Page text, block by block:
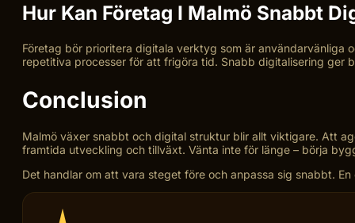
Hur Kan Företag I Malmö Snabbt
Företag bör prioritera digitala verktyg som är
repetitiva processer för att frigöra tid. Snabb digitalisering ger
Conclusion
Malmö växer snabbt och digital struktur blir allt viktigare. Att
framtida utveckling och tillväxt. Vänta inte för länge – börja
Det handlar om att vara steget före och anpassa sig snabbt.